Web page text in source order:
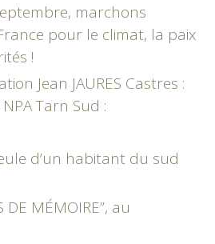
marchons
pour le climat, la paix
!
Jean JAURES Castres :
Tarn Sud :
d’un habitant du sud
DE MÉMOIRE”, au